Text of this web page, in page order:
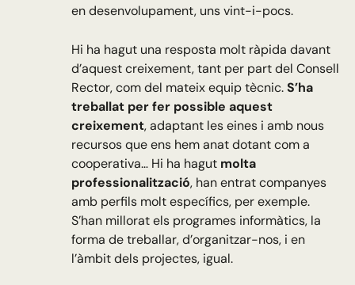
en desenvolupament, uns vint-i-pocs.
Hi ha hagut una resposta molt ràpida davant
d’aquest creixement, tant per part del Consell
Rector, com del mateix equip tècnic.S’ha
treballat per fer possible aquest
creixement, adaptant les eines i amb nous
recursos que ens hem anat dotant com a
cooperativa… Hi ha hagut molta
professionalització, han entrat companyes
amb perfils molt específics, per exemple.
S’han millorat els programes informàtics, la
forma de treballar, d’organitzar-nos, i en
l’àmbit dels projectes, igual.